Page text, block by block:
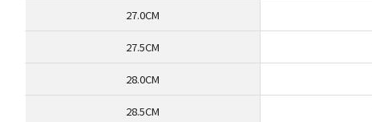
27.0CM
27.5CM
28.0CM
28.5CM